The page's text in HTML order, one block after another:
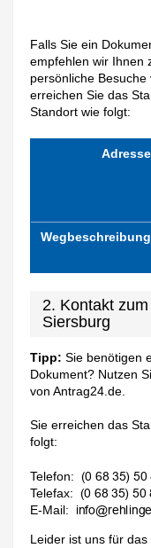
Falls Sie ein
empfehlen wir Ihnen
persönliche
erreichen Sie das
Standort wie folgt:
Adresse
Wegbeschreibung
2. Kontakt
Siersburg
Tipp: Sie benötigen
Dokument? Nutzen
von Antrag24.de.
Sie erreichen das
folgt:
Telefon:
Telefax:
E-Mail:
Leider ist uns für